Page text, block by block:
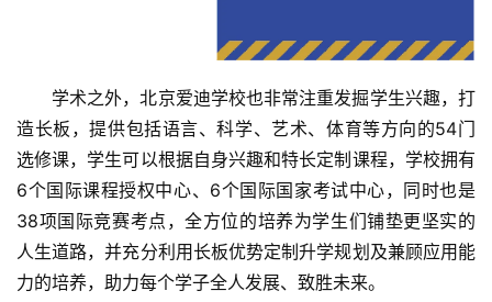
学术之外，北京爱迪学校也非常注重发掘学生兴趣，打
造长板，提供包括语言、科学、艺术、体育等方向的54门
选修课，学生可以根据自身兴趣和特长定制课程，学校拥有
6个国际课程授权中心、6个国际国家考试中心，同时也是
38项国际竞赛考点，全方位的培养为学生们铺垫更坚实的
人生道路，并充分利用长板优势定制升学规划及兼顾应用能
力的培养，助力每个学子全人发展、致胜未来。